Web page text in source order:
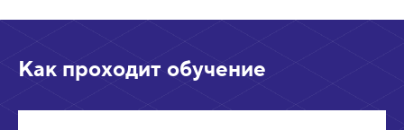
Как проходит обучение